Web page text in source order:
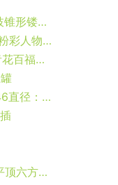
RYAZ336景德镇陶瓷 手绘青花缠枝锥形镂空 瓷凳 梳妆凳 鼓凳 凳子
RYYZ08景德镇陶瓷 仿古黄底描金粉彩人物 瓷桌凳套组 一桌四凳子
RYYN01-景德镇陶瓷 纯手工手绘青花百福四方茶叶罐
RZMA20-D 青花鱼草纹鼓凳 高：46直径：36口径：底径：27.5重量：12.6KG
RXCD-WW20591M几何图案描金平顶六方罐中号 RXCD-WW20592几何图案描金平顶储物罐 RXCD-WW20593M几何图案描金花瓶大号 RXCD-WW20593L几何图案描金花瓶中号